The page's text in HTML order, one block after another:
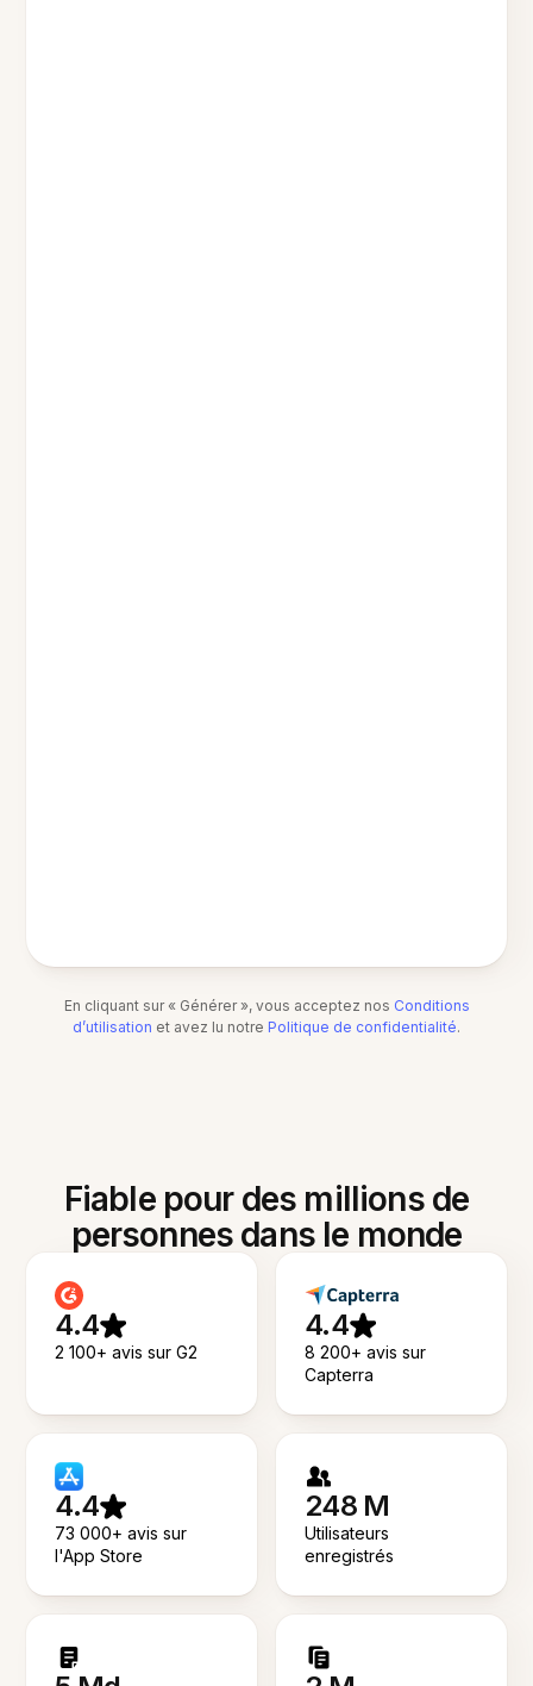
En cliquant sur « Générer », vous acceptez nos Conditions
d’utilisation et avez lu notre Politique de confidentialité.
Fiable pour des millions de
personnes dans le monde
4.4
2 100+ avis sur G2
4.4
8 200+ avis sur
Capterra
4.4
73 000+ avis sur
l'App Store
248 M
Utilisateurs
enregistrés